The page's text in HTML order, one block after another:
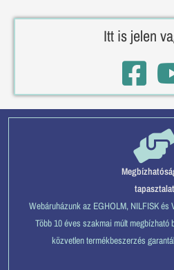
Itt is jelen
tapasztalat
Webáruházunk az EGHOLM, NILFISK és
Több 10 éves szakmai múlt
közvetlen termékbeszerzés